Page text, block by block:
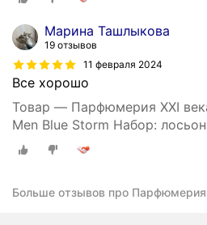
Марина Ташлыкова
19 отзывов
11 февраля 2024
Все хорошо
Товар — Парфюмерия XXI
Men Blue Storm Набор:
шампунь 250мл
Больше отзывов про